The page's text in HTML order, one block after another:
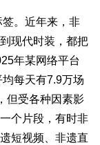
。近年来，非
现代时装，都把
年某网络平台
每天有7.9万场
但受各种因素影
个片段，有时非
短视频、非遗直